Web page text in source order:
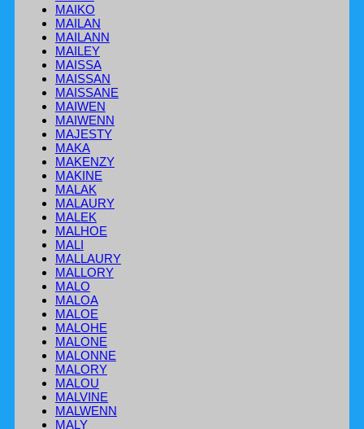
MAIKO
MAILAN
MAILANN
MAILEY
MAISSA
MAISSAN
MAISSANE
MAIWEN
MAIWENN
MAJESTY
MAKA
MAKENZY
MAKINE
MALAK
MALAURY
MALEK
MALHOE
MALI
MALLAURY
MALLORY
MALO
MALOA
MALOE
MALOHE
MALONE
MALONNE
MALORY
MALOU
MALVINE
MALWENN
MALY